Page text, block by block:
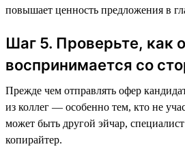
повышает ценность предложения в
Шаг 5. Проверьте, как
воспринимается со
Прежде чем отправлять офер
из коллег — особенно тем, кто не
может быть другой эйчар,
копирайтер.